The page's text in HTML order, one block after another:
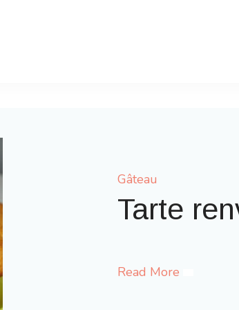
Gâteau
Gaufres
Read More